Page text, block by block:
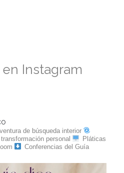
Instagram
de búsqueda interior
personal
Pláticas
Conferencias del Guía